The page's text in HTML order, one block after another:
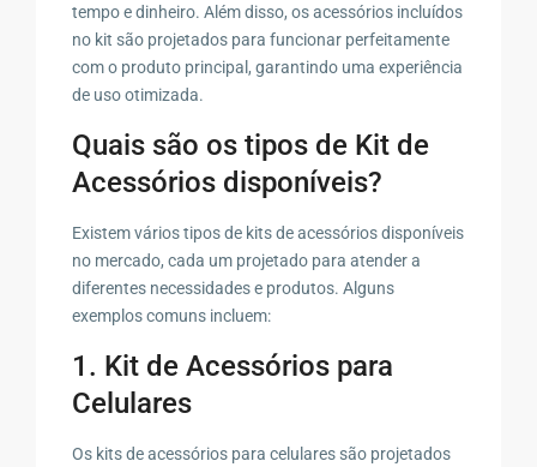
tempo e dinheiro. Além disso, os acessórios incluídos
no kit são projetados para funcionar perfeitamente
com o produto principal, garantindo uma experiência
de uso otimizada.
Quais são os tipos de Kit de
Acessórios disponíveis?
Existem vários tipos de kits de acessórios disponíveis
no mercado, cada um projetado para atender a
diferentes necessidades e produtos. Alguns
exemplos comuns incluem:
1. Kit de Acessórios para
Celulares
Os kits de acessórios para celulares são projetados